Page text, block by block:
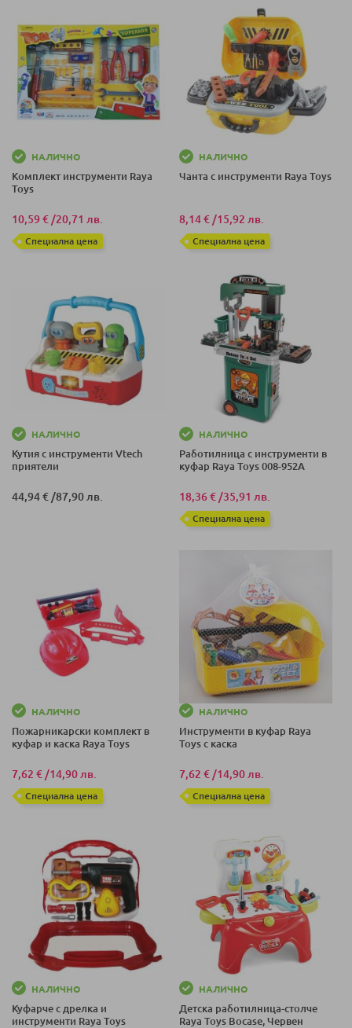
НАЛИЧНО
Комплект инструменти Raya
Toys
10,59 €/20,71 лв.
Специална цена
НАЛИЧНО
Чанта с инструменти Raya Toys
8,14 €/15,92 лв.
Специална цена
НАЛИЧНО
Кутия с инструменти Vtech
приятели
44,94 € /87,90 лв.
НАЛИЧНО
Работилница с инструменти в
куфар Raya Toys 008-952A
18,36 € /35,91 лв.
Специална цена
НАЛИЧНО
Пожарникарски комплект в
куфар и каска Raya Toys
7,62 € /14,90 лв.
Специална цена
НАЛИЧНО
Инструменти в куфар Raya
Toys с каска
7,62 € /14,90 лв.
Специална цена
НАЛИЧНО
Куфарче с дрелка и
инструменти Raya Toys
НАЛИЧНО
Детска работилница-столче
Raya Toys Bocase, Червен